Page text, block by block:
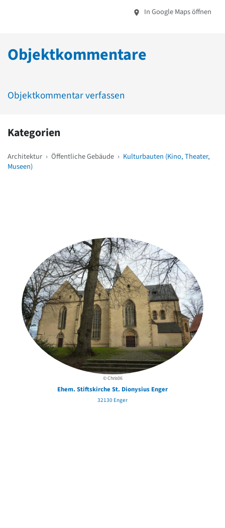
In Google Maps öffnen
Objektkommentare
Objektkommentar verfassen
Kategorien
Architektur › Öffentliche Gebäude › Kulturbauten (Kino, Theater,
Museen)
© Chris06
Ehem. Stiftskirche St. Dionysius Enger
32130 Enger